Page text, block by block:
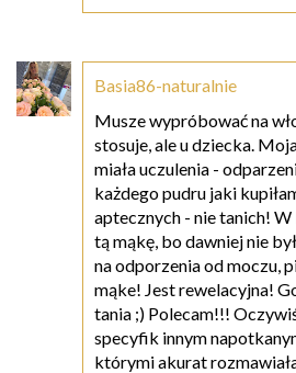
Basia86-naturalnie
Musze wypróbować na
stosuje, ale u dziecka.
miała uczulenia -
każdego pudru jaki
aptecznych - nie tanich! W
tą mąkę, bo dawniej nie
na odporzenia od moczu,
mąke! Jest rewelacyjna!
tania ;) Polecam!!!
specyfik innym
którymi akurat